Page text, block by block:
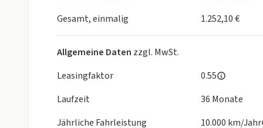
Gesamt, einmalig
1.252,10 €
Allgemeine Daten zzgl. MwSt.
Leasingfaktor
0.55
Laufzeit
36 Monate
Jährliche Fahrleistung
10.000 km/Jahr